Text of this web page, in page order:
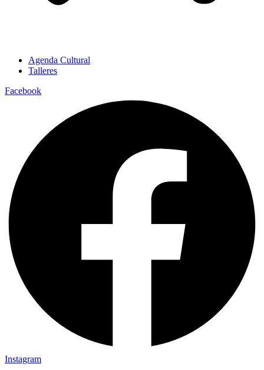
Agenda Cultural
Talleres
Facebook
Instagram